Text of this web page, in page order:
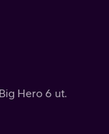
Hero 6 ut.